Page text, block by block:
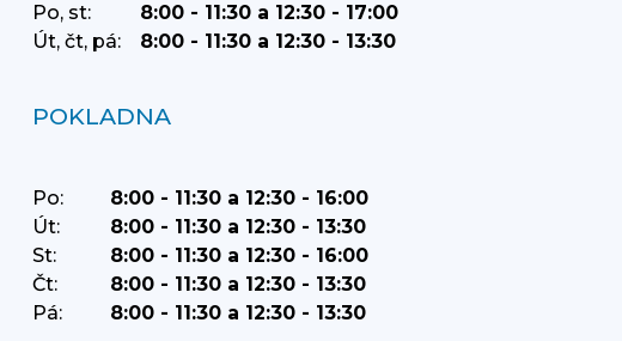
Po, st:
8:00 - 11:30 a 12:30 - 17:00
Út, čt, pá:
8:00 - 11:30 a 12:30 - 13:30
POKLADNA
Po:
8:00 - 11:30 a 12:30 - 16:00
Út:
8:00 - 11:30 a 12:30 - 13:30
St:
8:00 - 11:30 a 12:30 - 16:00
Čt:
8:00 - 11:30 a 12:30 - 13:30
Pá:
8:00 - 11:30 a 12:30 - 13:30